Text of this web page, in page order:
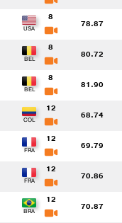
8
78.87
8
80.72
8
81.90
12
68.74
12
69.79
12
70.86
12
70.87